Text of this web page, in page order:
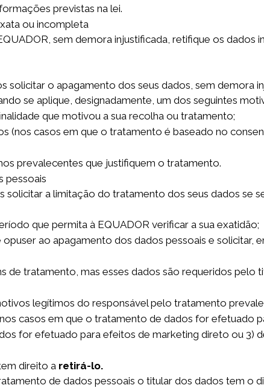
previstas na lei.
ou incompleta
sem demora injustificada, retifique os dados
solicitar o apagamento dos seus dados, sem demora
se aplique, designadamente, um dos seguintes
que motivou a sua recolha ou tratamento;
(nos casos em que o tratamento é baseado no
prevalecentes que justifiquem o tratamento.
pessoais
a limitação do tratamento dos seus dados se
que permita à EQUADOR verificar a sua exatidão;
ao apagamento dos dados pessoais e solicitar,
de tratamento, mas esses dados são requeridos
legítimos do responsável pelo tratamento
casos em que o tratamento de dados for efetuado
for efetuado para efeitos de marketing direto ou 3)
direito a retirá-lo.
de dados pessoais o titular dos dados tem o